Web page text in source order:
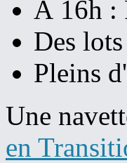
À 16h :
Des
Pleins
Une
en